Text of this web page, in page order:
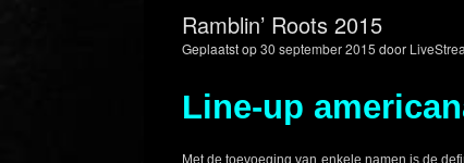
Ramblin’ Roots 2015
Geplaatst op30 september 2015 door
Line-up
Met de toevoeging van enkele namen is de